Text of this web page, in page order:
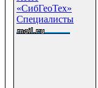
«СибГеоТех»
Специалисты